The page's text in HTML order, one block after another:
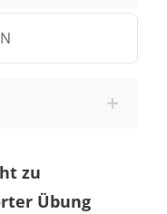
heißt
"to become".
get a classic
Freunde,
zu
Übung